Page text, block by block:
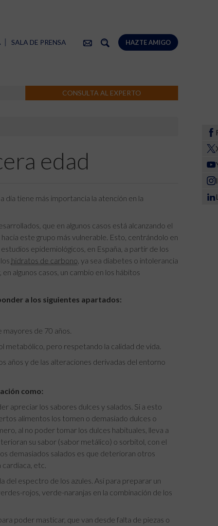
HAZTE AMIGO
SALA DE PRENSA
CONSULTA AL EXPERTO
edad
día tiene más importancia la atención en la
que en algunos casos está alcanzando el
este grupo más vulnerable. Esto, centrándolo en
epidemiológicos, en España, a partir de los
hidratos de carbono , ya sea diabetes o intolerancia
algunos casos, un cambio en los hábitos
a los siguientes apartados:
de 70 años.
pero respetando la calidad de vida.
años y de las alteraciones derivadas del entorno
como:
apreciar los sabores dulces y salados. Si a esto
alimentos los tomen o demasiado dulces o
al no poder tomar los dulces habituales, lleva a
su sabor (sabor metálico) o sorbitol, con el
demasiados salados es que deterioran otros
etc.
del espectro de los azules. Así para preparar un
rojos, verde-naranjas en la combinación de los
poder masticar, que van desde falta de piezas o